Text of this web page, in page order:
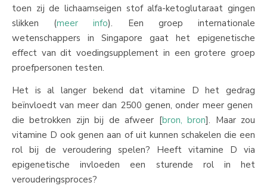
toen zij de lichaamseigen stof alfa-ketoglutaraat gingen
slikken (meer info). Een groep internationale
wetenschappers in Singapore gaat het epigenetische
effect van dit voedingsupplement in een grotere groep
proefpersonen testen.
Het is al langer bekend dat vitamine D het gedrag
beïnvloedt van meer dan 2500 genen, onder meer genen
die betrokken zijn bij de afweer [bron, bron]. Maar zou
vitamine D ook genen aan of uit kunnen schakelen die een
rol bij de veroudering spelen? Heeft vitamine D via
epigenetische invloeden een sturende rol in het
verouderingsproces?